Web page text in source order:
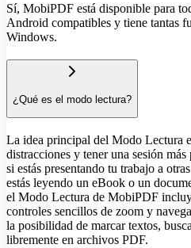
Sí, MobiPDF está disponible para
Android compatibles y tiene tantas
Windows.
¿Qué es el modo lectura?
La idea principal del Modo Lectura
distracciones y tener una sesión
si estás presentando tu trabajo a
estás leyendo un eBook o un
el Modo Lectura de MobiPDF
controles sencillos de zoom y
la posibilidad de marcar textos,
libremente en archivos PDF.